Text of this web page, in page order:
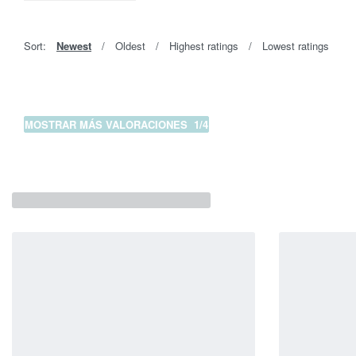
Sort: Newest Oldest Highest ratings Lowest ratings
MOSTRAR MÁS VALORACIONES /